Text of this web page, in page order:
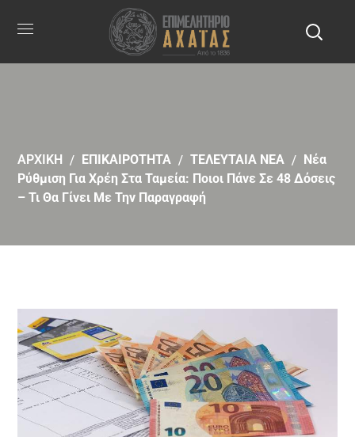
ΑΡΧΙΚΗ ΕΠΙΚΑΙΡΟΤΗΤΑ ΤΕΛΕΥΤΑΙΑ ΝΕΑ
Νέα
Ρύθμιση Για Χρέη Στα Ταμεία: Ποιοι Πάνε Σε 48 Δόσεις
– Τι Θα Γίνει Με Την Παραγραφή